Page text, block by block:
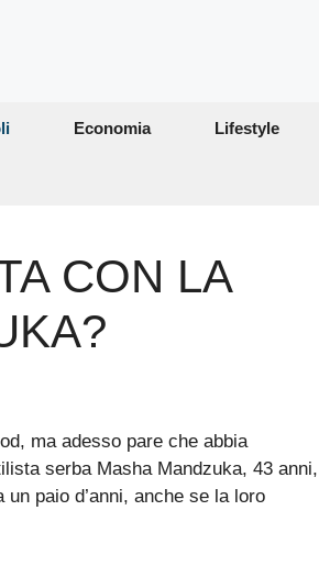
Economia Lifestyle
CON LA
ma adesso pare che abbia
serba Masha Mandzuka, 43 anni,
paio d’anni, anche se la loro